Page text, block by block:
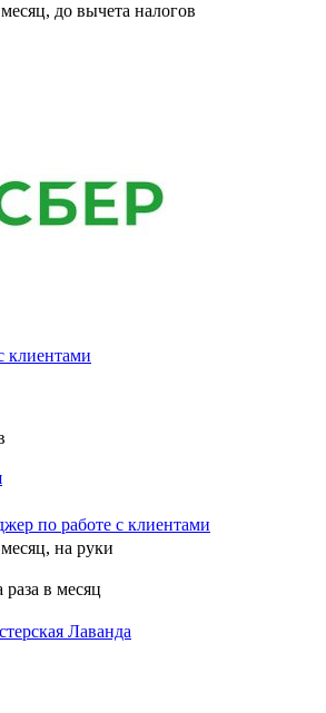
до вычета налогов
клиентами
по работе с клиентами
на руки
в месяц
Лаванда